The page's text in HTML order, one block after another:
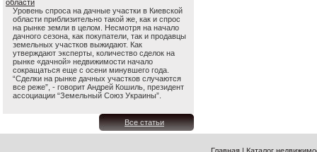
области
Уровень спроса на дачные участки в Киевской
области приблизительно такой же, как и спрос
на рынке земли в целом. Несмотря на начало
дачного сезона, как покупатели, так и продавцы
земельных участков выжидают. Как
утверждают эксперты, количество сделок на
рынке «дачной» недвижимости начало
сокращаться еще с осени минувшего года.
“Сделки на рынке дачных участков случаются
все реже”, - говорит Андрей Кошиль, президент
ассоциации “Земельный Союз Украины”.
Все статьи